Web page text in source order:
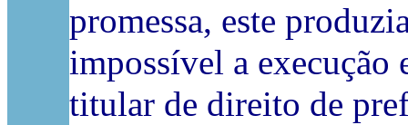
promessa, este
impossível a execução
titular de direito de